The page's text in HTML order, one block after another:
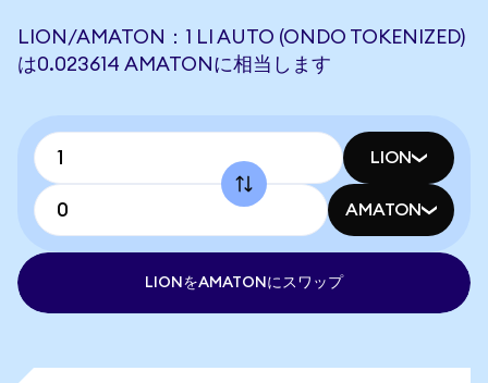
LION/AMATON：1 LI AUTO (ONDO TOKENIZED)
は0.023614 AMATONに相当します
LION
AMATON
LIONをAMATONにスワップ